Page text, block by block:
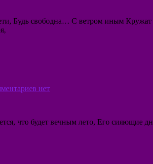
Будь свободна… С ветром иным
нет
что будет вечным лето, Его